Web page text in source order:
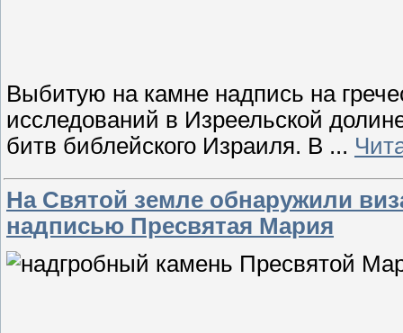
Выбитую на камне надпись на
исследований в Изреельской
битв библейского Израиля. В ...
На Святой земле обнаружили
надписью Пресвятая Мария